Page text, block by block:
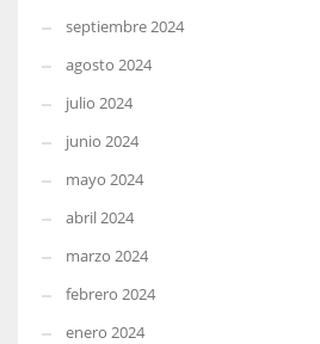
septiembre 2024
agosto 2024
julio 2024
junio 2024
mayo 2024
abril 2024
marzo 2024
febrero 2024
enero 2024